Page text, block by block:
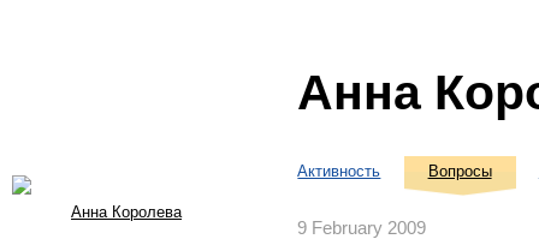
Анна
Анна Королева
Активность Вопросы
9 February 2009